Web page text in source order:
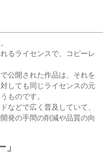
るライセンスで、コピーレ
公開された作品は、それを
しても同じライセンスの元
ものです。
などで広く普及していて、
発の手間の削減や品質の向